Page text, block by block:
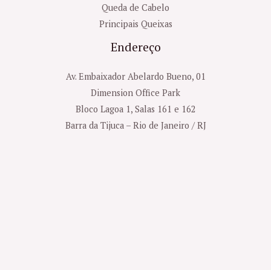
Queda de Cabelo
Principais Queixas
Endereço
Av. Embaixador Abelardo Bueno, 01
Dimension Office Park
Bloco Lagoa 1, Salas 161 e 162
Barra da Tijuca – Rio de Janeiro / RJ